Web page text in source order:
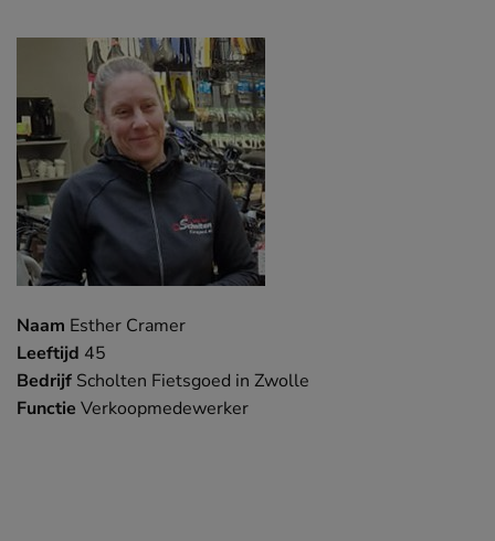
Naam Esther Cramer
Leeftijd 45
Bedrijf Scholten Fietsgoed in Zwolle
Functie Verkoopmedewerker